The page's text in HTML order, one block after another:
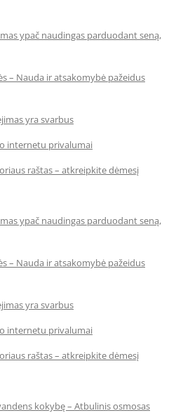
ypač naudingas parduodant seną,
– Nauda ir atsakomybė pažeidus
yra svarbus
internetu privalumai
raštas – atkreipkite dėmesį
ypač naudingas parduodant seną,
– Nauda ir atsakomybė pažeidus
yra svarbus
internetu privalumai
raštas – atkreipkite dėmesį
kokybę – Atbulinis osmosas